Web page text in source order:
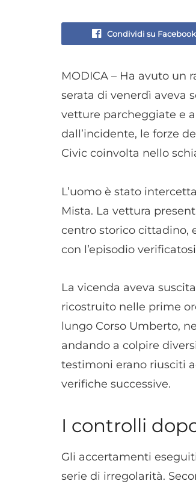
Condividi su Facebook
MODICA – Ha avuto un
serata di venerdì aveva
vetture parcheggiate e
dall’incidente, le forze
Civic coinvolta nello
L’uomo è stato
Mista. La vettura
centro storico cittadino,
con l’episodio
La vicenda aveva
ricostruito nelle prime
lungo Corso Umberto,
andando a colpire
testimoni erano riusciti
verifiche successive.
I controlli
Gli accertamenti
serie di irregolarità.